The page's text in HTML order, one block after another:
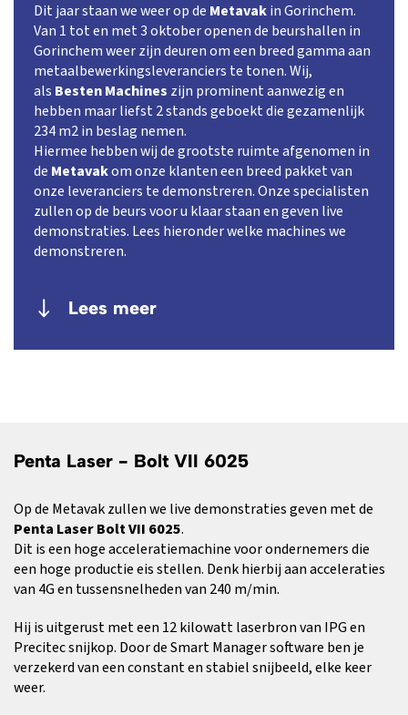
Dit jaar staan we weer op de Metavakin Gorinchem.
Van 1 tot en met 3 oktober openen de beurshallen in
Gorinchem weer zijn deuren om een breed gamma aan
metaalbewerkingsleveranciers te tonen. Wij,
als Besten Machines zijn prominent aanwezig en
hebben maar liefst 2 stands geboekt die gezamenlijk
234 m2 in beslag nemen.
Hiermee hebben wij de grootste ruimte afgenomen in
de Metavakom onze klanten een breed pakket van
onze leveranciers te demonstreren. Onze specialisten
zullen op de beurs voor u klaar staan en geven live
demonstraties. Lees hieronder welke machines we
demonstreren.
Lees meer
Penta Laser - Bolt VII 6025
Op de Metavak zullen we live demonstraties geven met de
Penta Laser Bolt VII 6025.
Dit is een hoge acceleratiemachine voor ondernemers die
een hoge productie eis stellen. Denk hierbij aan acceleraties
van 4G en tussensnelheden van 240 m/min.
Hij is uitgerust met een 12 kilowatt laserbron van IPG en
Precitec snijkop. Door de Smart Manager software ben je
verzekerd van een constant en stabiel snijbeeld, elke keer
weer.